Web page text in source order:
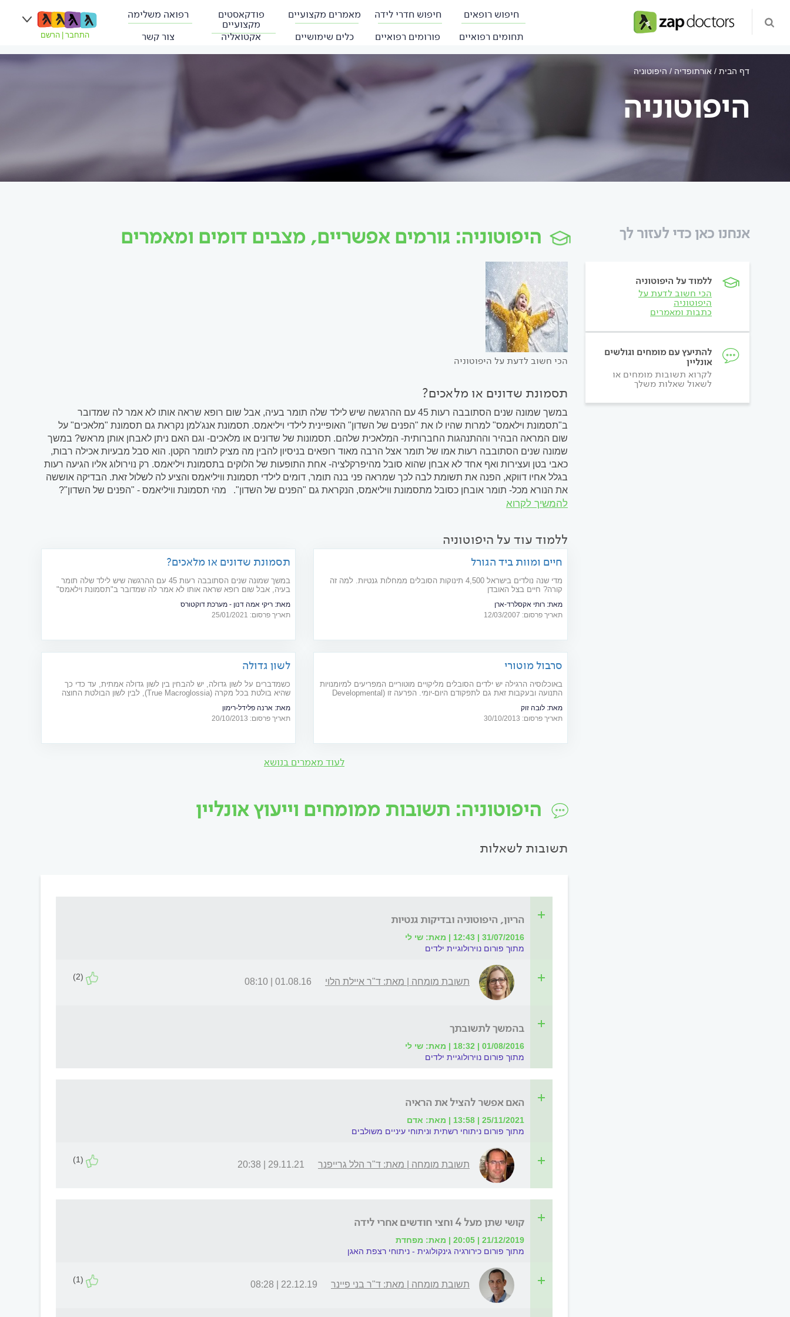
חיפוש רופאים חיפוש חדרי לידה מאמרים מקצועיים פודקאסטים
מקצועיים
רפואה משלימה
תחומים רפואיים
פורומים רפואיים כלים שימושיים אקטואליה צור קשר התחבר הרשם
דף הבית אורתופדיה היפוטוניה
היפוטוניה
אנחנו כאן כדי לעזור לך
ללמוד על היפוטוניה
הכי חשוב לדעת על
היפוטוניה
כתבות ומאמרים
להתיעץ עם מומחים וגולשים
אונליין
לקרוא תשובות מומחים או
לשאול שאלות משלך
היפוטוניה: גורמים אפשריים, מצבים דומים ומאמרים
הכי חשוב לדעת על היפוטוניה
תסמונת שדונים או מלאכים?
במשך שמונה שנים הסתובבה רעות 45 עם ההרגשה שיש לילד שלה תומר בעיה, אבל שום רופא שראה אותו לא אמר לה שמדובר
ב"תסמונת וילאמס" למרות שהיו לו את "הפנים של השדון" האופיינית לילדי ויליאמס. תסמונת אנג'למן נקראת גם תסמונת "מלאכים" על
שום המראה הבהיר וההתנהגות החברותית- המלאכית שלהם. תסמונות של שדונים או מלאכים- וגם האם ניתן לאבחן אותן מראש? במשך
שמונה שנים הסתובבה רעות אמו של תומר אצל הרבה מאוד רופאים בניסיון להבין מה מציק לתומר הקטן. הוא סבל מבעיות אכילה רבות,
כאבי בטן ועצירות ואף אחד לא אבחן שהוא סובל מהיפרקלציה- אחת התופעות של הלוקים בתסמונת ויליאמס. רק נוירולוג אליו הגיעה רעות
בגלל אחיו דווקא, הפנה את תשומת לבה לכך שמראה פני בנה תומר, דומים לילדי תסמונת וויליאמס והציע לה לשלול זאת. הבדיקה אוששה
את הנורא מכל- תומר אובחן כסובל מתסמונת וויליאמס, הנקראת גם "הפנים של השדון". מהי תסמונת וויליאמס - "הפנים של השדון"?
להמשיך לקרוא
ללמוד עוד על היפוטוניה
חיים ומוות ביד הגורל
מדי שנה נולדים בישראל 4,500 תינוקות הסובלים ממחלות גנטיות. למה זה
קורה? חיים בצל האובדן
מאת: רותי אקסלרד-ארן
תאריך פרסום: 12/03/2007
תסמונת שדונים או מלאכים?
במשך שמונה שנים הסתובבה רעות 45 עם ההרגשה שיש לילד שלה תומר
בעיה, אבל שום רופא שראה אותו לא אמר לה שמדובר ב"תסמונת וילאמס"
אנג'למן נקראת גם תסמונת "מלאכים" על שום המראה הבהיר וההתנהגות
החברותית- המלאכית שלהם. תסמונות של שדונים או מלאכים- וגם האם ניתן
מאת: ריקי אמה דנון - מערכת דוקטורס
תאריך פרסום: 25/01/2021
סרבול מוטורי
באוכלוסיה הרגילה יש ילדים הסובלים מליקויים מוטוריים המפריעים למיומנויות
התנועה ובעקבות זאת גם לתפקודם היום-יומי. הפרעה זו (Developmental
לקבל טיפול הולם.
מאת: לובה זוק
תאריך פרסום: 30/10/2013
לשון גדולה
כשמדברים על לשון גדולה, יש להבחין בין לשון גדולה אמתית, עד כדי כך
שהיא בולטת בכל מקרה (True Macroglossia), לבין לשון הבולטת החוצה
בין השניים והביטוי הקליני יהיה דומה.
מאת: ארנה פלידל-רימון
תאריך פרסום: 20/10/2013
לעוד מאמרים בנושא
היפוטוניה: תשובות ממומחים וייעוץ אונליין
תשובות לשאלות
הריון, היפוטוניה ובדיקות גנטיות
31/07/2016 | 12:43 | מאת: שי לי
מתוך פורום נוירולוגיית ילדים
תשובת מומחה | מאת: ד"ר איילת הלוי 01.08.16 | 08:10
(2)
בהמשך לתשובתך
01/08/2016 | 18:32 | מאת: שי לי
מתוך פורום נוירולוגיית ילדים
האם אפשר להציל את הראיה
25/11/2021 | 13:58 | מאת: אדם
מתוך פורום ניתוחי רשתית וניתוחי עיניים משולבים
תשובת מומחה | מאת: ד"ר הלל גרייפנר 29.11.21 | 20:38
(1)
קושי שתן מעל 4 וחצי חודשים אחרי לידה
21/12/2019 | 20:05 | מאת: מפחדת
מתוך פורום כירורגיה גינקולוגית - ניתוחי רצפת האגן
תשובת מומחה | מאת: ד"ר בני פיינר 22.12.19 | 08:28
(1)